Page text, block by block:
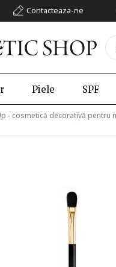
Contacteaza-ne
Piele SPF
- cosmetică decorativă pentru